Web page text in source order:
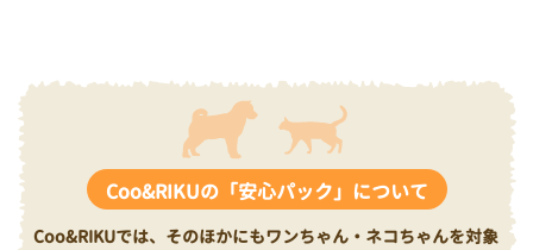
Coo&RIKUの「安心パック」について
Coo&RIKUでは、そのほかにもワンちゃん・ネコちゃんを対象